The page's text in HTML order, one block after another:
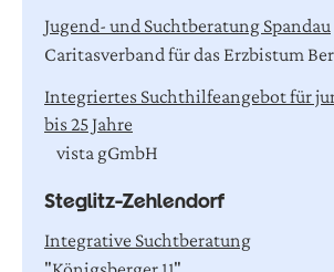
Jugend- und Suchtberatung Spandau
Caritasverband für das Erzbistum
Integriertes Suchthilfeangebot für
bis 25 Jahre
vista gGmbH
Steglitz-Zehlendorf
Integrative Suchtberatung